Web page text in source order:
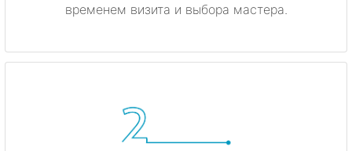
временем визита и выбора мастера.